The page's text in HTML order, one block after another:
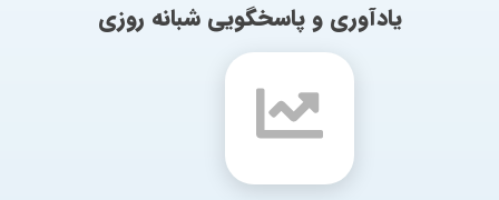
یادآوری و پاسخگویی شبانه روزی